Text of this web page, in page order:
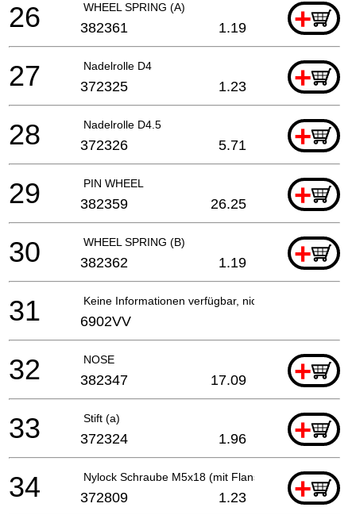
WHEEL SPRING (A) +
26 382361 1.19
Nadelrolle D4 +
27 372325 1.23
Nadelrolle D4.5 +
28 372326 5.71
PIN WHEEL +
29 382359 26.25
WHEEL SPRING (B) +
30 382362 1.19
Keine Informationen verfügbar, nicht bestellbar
31 6902VV
NOSE +
32 382347 17.09
Stift (a) +
33 372324 1.96
Nylock Schraube M5x18 (mit Flansch) +
34 372809 1.23